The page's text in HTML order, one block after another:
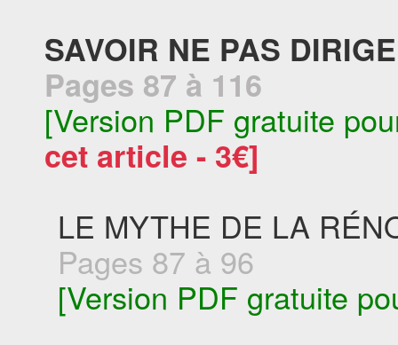
SAVOIR NE PAS
Pages 87 à 116
[Version PDF gratuite
cet article - 3€]
LE MYTHE DE LA
Pages 87 à 96
[Version PDF gratuite